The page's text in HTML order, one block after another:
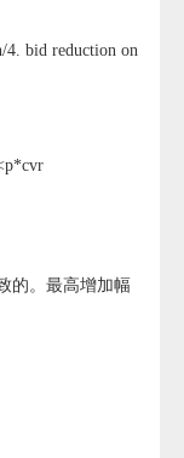
4. bid reduction on
的。最高增加幅